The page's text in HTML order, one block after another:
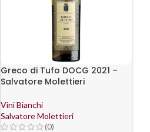
Greco di Tufo DOCG 2021 –
Salvatore Molettieri
Vini Bianchi
Salvatore Molettieri
(0)